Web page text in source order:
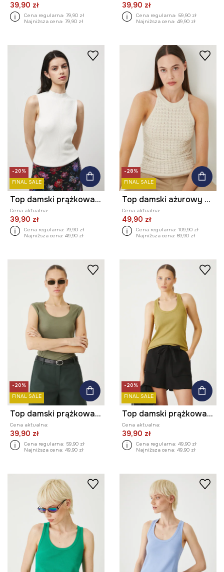
39,90 zł
Cena regularna: 79,90 zł
Najniższa cena: 79,90 zł
39,90 zł
Cena regularna: 59,90 zł
Najniższa cena: 49,90 zł
-20%
FINAL SALE
Top damski prążkowany
Cena aktualna:
39,90 zł
Cena regularna: 79,90 zł
Najniższa cena: 49,90 zł
-28%
FINAL SALE
Top damski ażurowy z wiskozą
Cena aktualna:
49,90 zł
Cena regularna: 109,90 zł
Najniższa cena: 69,90 zł
-20%
FINAL SALE
Top damski prążkowany z modalem kolor zielony
Cena aktualna:
39,90 zł
Cena regularna: 59,90 zł
Najniższa cena: 49,90 zł
-20%
FINAL SALE
Top damski prążkowany z modalem kolor zielony
Cena aktualna:
39,90 zł
Cena regularna: 49,90 zł
Najniższa cena: 49,90 zł